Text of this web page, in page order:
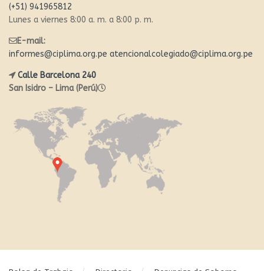
(+51) 941965812
Lunes a viernes 8:00 a. m. a 8:00 p. m.
E-mail:
informes@ciplima.org.pe atencionalcolegiado@ciplima.org.pe
Calle Barcelona 240
San Isidro – Lima (Perú)